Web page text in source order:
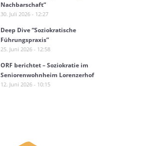
Nachbarschaft“
30. Juli 2026 - 12:27
Deep Dive “Soziokratische
Führungspraxis”
25. Juni 2026 - 12:58
ORF berichtet – Soziokratie im
Seniorenwohnheim Lorenzerhof
12. Juni 2026 - 10:15